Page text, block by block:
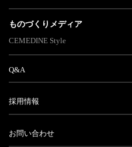
ものづくりメディア
CEMEDINE Style
Q&A
採用情報
お問い合わせ